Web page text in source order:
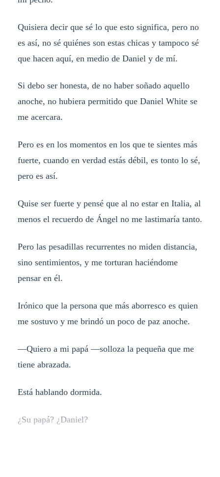
Quisiera decir que sé lo que esto significa, pero no
es así, no sé quiénes son estas chicas y tampoco sé
que hacen aquí, en medio de Daniel y de mí.
Si debo ser honesta, de no haber soñado aquello
anoche, no hubiera permitido que Daniel White se
me acercara.
Pero es en los momentos en los que te sientes más
fuerte, cuando en verdad estás débil, es tonto lo sé,
pero es así.
Quise ser fuerte y pensé que al no estar en Italia, al
menos el recuerdo de Ángel no me lastimaría tanto.
Pero las pesadillas recurrentes no miden distancia,
sino sentimientos, y me torturan haciéndome
pensar en él.
Irónico que la persona que más aborresco es quien
me sostuvo y me brindó un poco de paz anoche.
—Quiero a mi papá —solloza la pequeña que me
tiene abrazada.
Está hablando dormida.
¿Su papá? ¿Daniel?